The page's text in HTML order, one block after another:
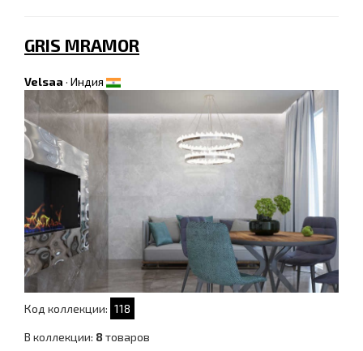
GRIS MRAMOR
Velsaa · Индия
Код коллекции: 118
В коллекции: 8товаров